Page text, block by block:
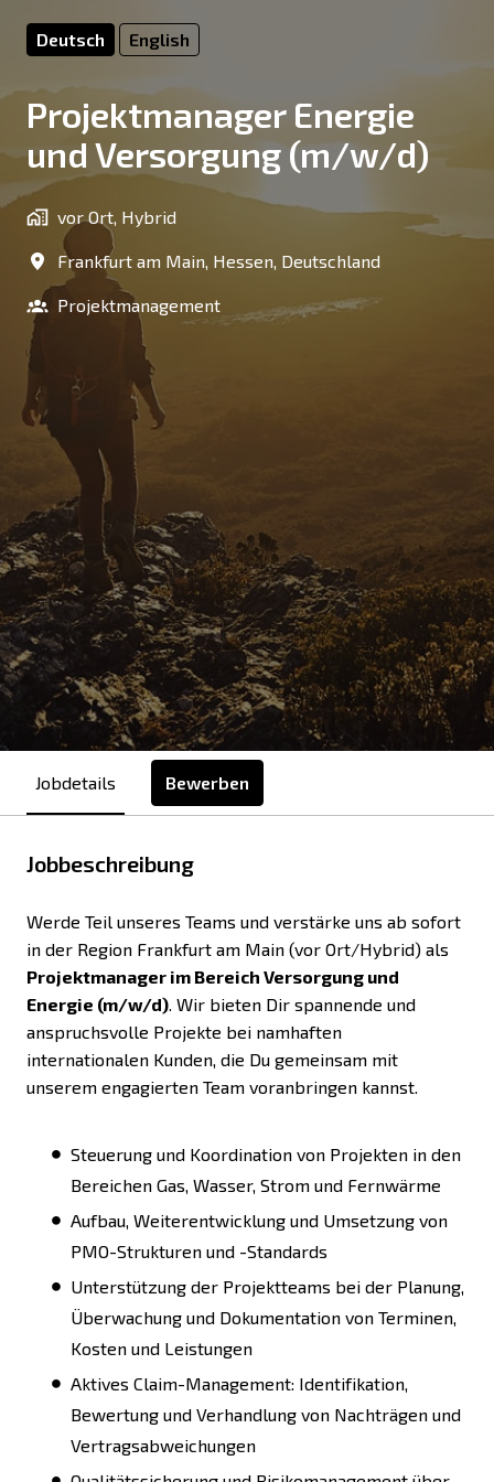
Deutsch English
Projektmanager Energie
und Versorgung (m/w/d)
vor Ort, Hybrid
Frankfurt am Main, Hessen, Deutschland
Projektmanagement
Jobdetails Bewerben
Jobbeschreibung
Werde Teil unseres Teams und verstärke uns ab sofort
in der Region Frankfurt am Main (vor Ort/Hybrid) als
Projektmanager im Bereich Versorgung und
Energie (m/w/d). Wir bieten Dir spannende und
anspruchsvolle Projekte bei namhaften
internationalen Kunden, die Du gemeinsam mit
unserem engagierten Team voranbringen kannst.
Steuerung und Koordination von Projekten in den
Bereichen Gas, Wasser, Strom und Fernwärme
Aufbau, Weiterentwicklung und Umsetzung von
PMO-Strukturen und -Standards
Unterstützung der Projektteams bei der Planung,
Überwachung und Dokumentation von Terminen,
Kosten und Leistungen
Aktives Claim-Management: Identifikation,
Bewertung und Verhandlung von Nachträgen und
Vertragsabweichungen